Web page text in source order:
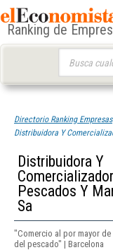
Ranking de
Directorio Ranking Empresas
Distribuidora Y
Distribuidora Y
Pescados Y
Sa
"Comercio al por mayor
del pescado" | Barcelona